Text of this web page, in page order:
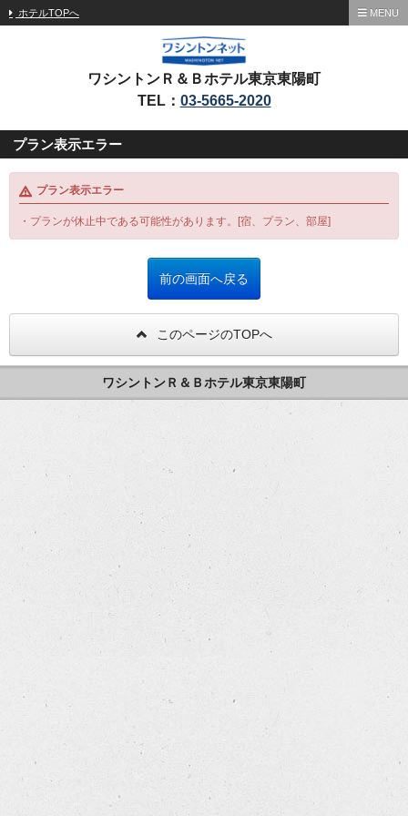
ホテルTOPへ MENU
ワシントンＲ＆Ｂホテル東京東陽町
TEL： 03-5665-2020
プラン表示エラー
プラン表示エラー
・プランが休止中である可能性があります。[宿、プラン、部屋]
このページのTOPへ
ワシントンＲ＆Ｂホテル東京東陽町